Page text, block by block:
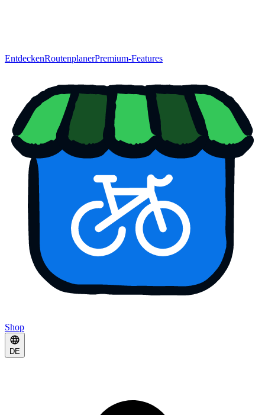
EntdeckenRoutenplanerPremium-Features
Shop
DE